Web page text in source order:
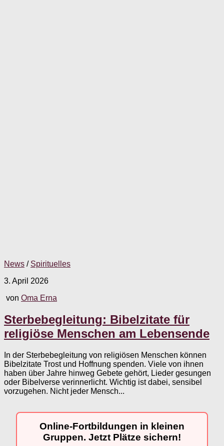
News / Spirituelles
3. April 2026
von Oma Erna
Sterbebegleitung: Bibelzitate für
religiöse Menschen am Lebensende
In der Sterbebegleitung von religiösen Menschen können
Bibelzitate Trost und Hoffnung spenden. Viele von ihnen
haben über Jahre hinweg Gebete gehört, Lieder gesungen
oder Bibelverse verinnerlicht. Wichtig ist dabei, sensibel
vorzugehen. Nicht jeder Mensch...
Online-Fortbildungen in kleinen
Gruppen. Jetzt Plätze sichern!